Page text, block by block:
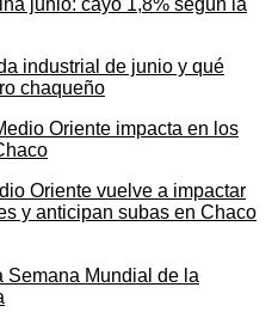
industrial de junio y qué
chaqueño
Oriente vuelve a impactar
y anticipan subas en Chaco